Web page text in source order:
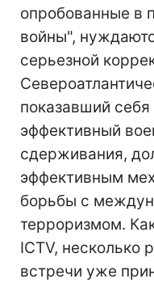
опробованные в
войны",
серьезной
показавший себя
эффективный
сдерживания,
эффективным
борьбы с
терроризмом.
ICTV, несколько
встречи уже